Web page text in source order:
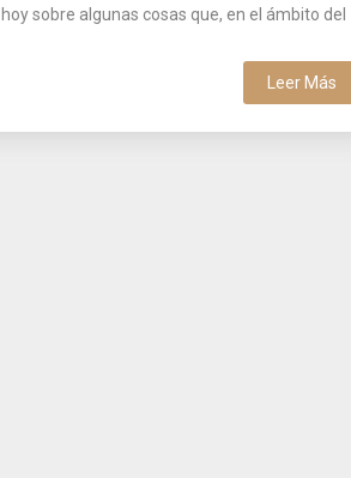
sobre algunas cosas que, en el ámbito del
Leer Más